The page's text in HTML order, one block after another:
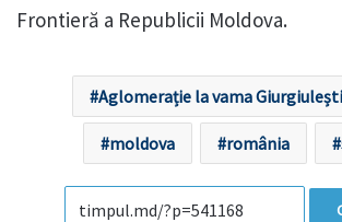
Frontieră a Republicii Moldova.
Aglomerație la vama
moldova românia